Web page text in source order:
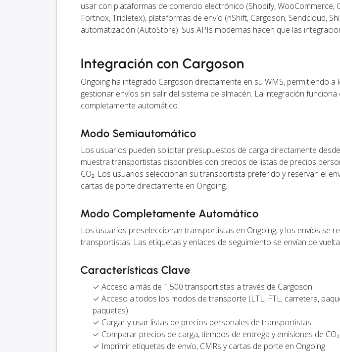
usar con plataformas de comercio electrónico (Shopify, WooCommerce,
Fortnox, Tripletex), plataformas de envío (nShift, Cargoson, Sendcloud,
automatización (AutoStore). Sus APIs modernas hacen que las
Integración con Cargoson
Ongoing ha integrado Cargoson directamente en su WMS, permitiendo
gestionar envíos sin salir del sistema de almacén. La integración
completamente automático.
Modo Semiautomático
Los usuarios pueden solicitar presupuestos de carga directamente
muestra transportistas disponibles con precios de listas de precios
CO₂. Los usuarios seleccionan su transportista preferido y reservan el
cartas de porte directamente en Ongoing.
Modo Completamente Automático
Los usuarios preseleccionan transportistas en Ongoing, y los envíos se
transportistas. Las etiquetas y enlaces de seguimiento se envían de
Características Clave
✓ Acceso a más de 1,500 transportistas a través de Cargoson
✓ Acceso a todos los modos de transporte (LTL, FTL, carretera,
paquetes)
✓ Cargar y usar listas de precios personales de transportistas
✓ Comparar precios de carga, tiempos de entrega y emisiones de CO₂
✓ Imprimir etiquetas de envío, CMRs y cartas de porte en Ongoing